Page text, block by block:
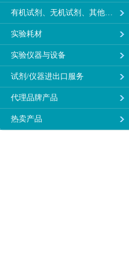
有机试剂、无机试剂、其他生化试剂
实验耗材
实验仪器与设备
试剂/仪器进出口服务
代理品牌产品
热卖产品